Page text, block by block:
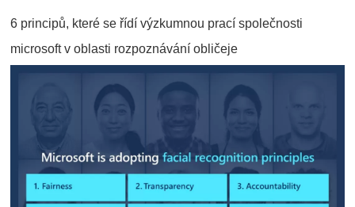
6 principů, které se řídí výzkumnou prací společnosti
microsoft v oblasti rozpoznávání obličeje